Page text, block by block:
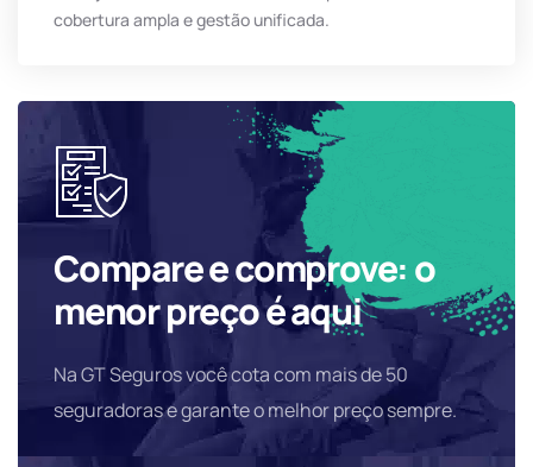
cobertura ampla e gestão unificada.
Compare e comprove: o
menor preço é aqui
Na GT Seguros você cota com mais de 50
seguradoras e garante o melhor preço sempre.